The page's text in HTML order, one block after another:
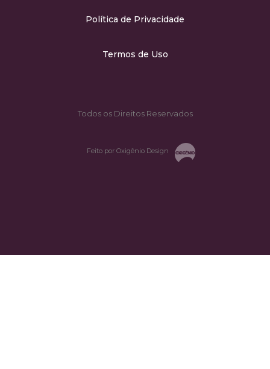
Política de Privacidade
Termos de Uso
Todos os Direitos Reservados
Feito por Oxigênio Design